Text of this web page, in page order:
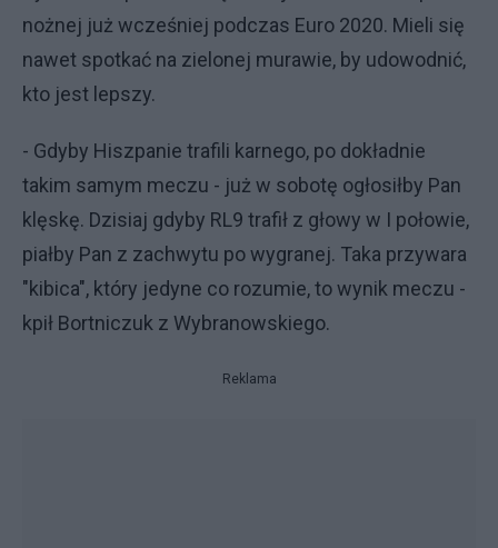
nożnej już wcześniej podczas Euro 2020. Mieli się
nawet spotkać na zielonej murawie, by udowodnić,
kto jest lepszy.
- Gdyby Hiszpanie trafili karnego, po dokładnie
takim samym meczu - już w sobotę ogłosiłby Pan
klęskę. Dzisiaj gdyby RL9 trafił z głowy w I połowie,
piałby Pan z zachwytu po wygranej. Taka przywara
"kibica", który jedyne co rozumie, to wynik meczu -
kpił Bortniczuk z Wybranowskiego.
Reklama